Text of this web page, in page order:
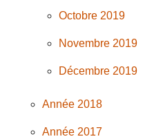
Octobre 2019
Novembre 2019
Décembre 2019
Année 2018
Année 2017